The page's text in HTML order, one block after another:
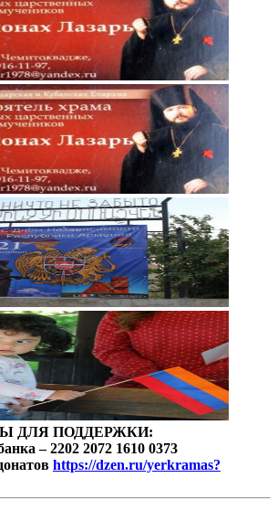
ДЛЯ ПОДДЕРЖКИ:
– 2202 2072 1610 0373
https://dzen.ru/yerkramas?